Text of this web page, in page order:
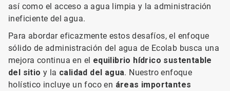
así como el acceso a agua limpia y la administración
ineficiente del agua.
Para abordar eficazmente estos desafíos, el enfoque
sólido de administración del agua de Ecolab busca una
mejora continua en el equilibrio hídrico sustentable
del sitio y la calidad del agua. Nuestro enfoque
holístico incluye un foco en áreas importantes